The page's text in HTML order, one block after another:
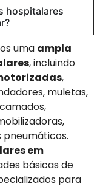
hospitalares
uma ampla
, incluindo
,
muletas,
pneumáticos.
em
básicas de
para